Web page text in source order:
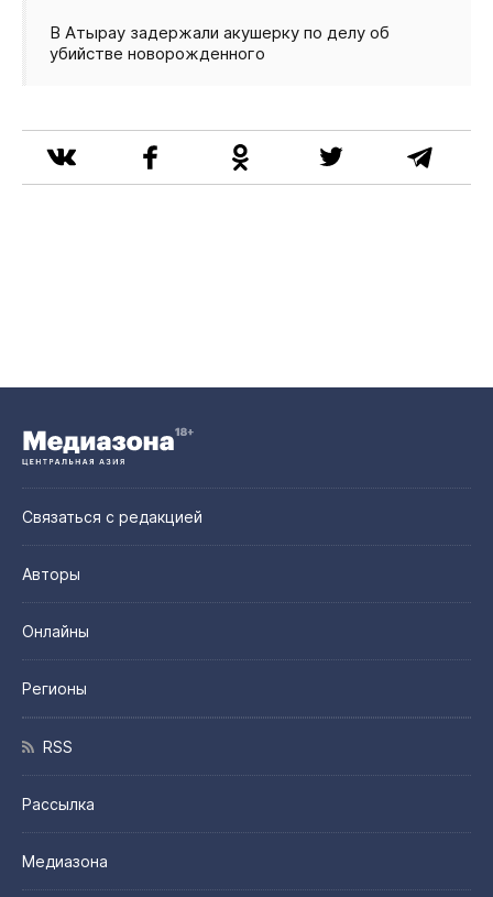
В Атырау задержали акушерку по делу об
убийстве новорожденного
Связаться с редакцией
Авторы
Онлайны
Регионы
RSS
Рассылка
Медиазона